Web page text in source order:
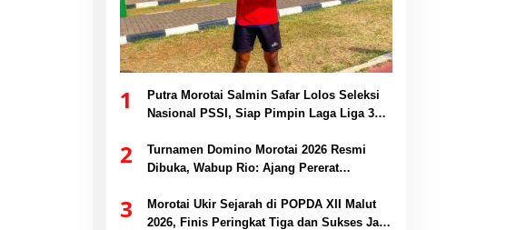
1
Putra Morotai Salmin Safar Lolos Seleksi
Nasional PSSI, Siap Pimpin Laga Liga 3
2
Turnamen Domino Morotai 2026 Resmi
Dibuka, Wabup Rio: Ajang Pererat
3
Morotai Ukir Sejarah di POPDA XII Malut
2026, Finis Peringkat Tiga dan Sukses Jadi